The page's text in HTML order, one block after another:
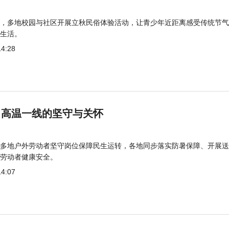
多地校园与社区开展立秋民俗体验活动，让青少年近距离感受传统节
活。
温一线的坚守与关怀
地户外劳动者坚守岗位保障民生运转，各地同步落实防暑保障、开展
动者健康安全。